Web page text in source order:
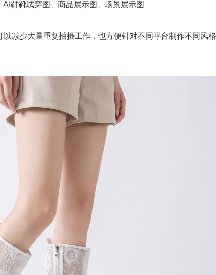
鞋靴试穿图、商品展示图、场景展示图
减少大量重复拍摄工作，也方便针对不同平台制作不同风格